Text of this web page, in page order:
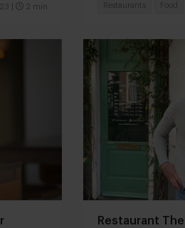
2 min Restaurants Food
Restaurant